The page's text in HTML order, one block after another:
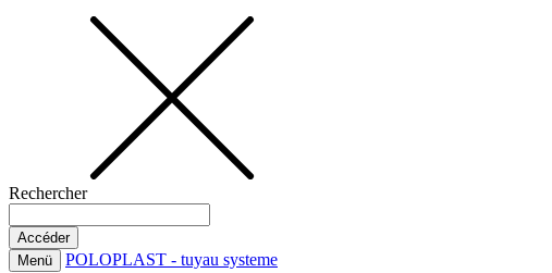
Rechercher
Menü POLOPLAST - tuyau systeme